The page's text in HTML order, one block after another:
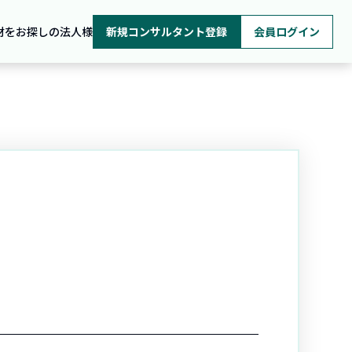
をお探しの法人様 新規コンサルタント登録 会員ログイン